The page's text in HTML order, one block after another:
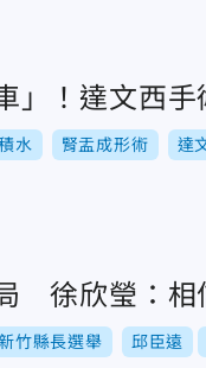
」！達文西
水 腎盂成形術 達
徐欣瑩：相
竹縣長選舉 邱臣遠